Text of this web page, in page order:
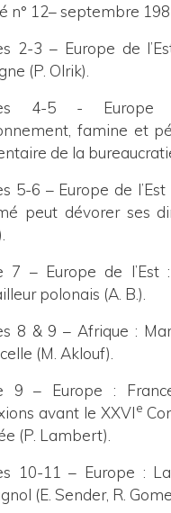
n° 12– septembre
2-3 – Europe de
(P. Olrik).
4-5 - Europe
famine et
de la
5-6 – Europe de
peut dévorer ses
7 – Europe de l’Est
polonais (A. B.).
8 & 9 – Afrique :
(M. Aklouf).
9 – Europe :
avant le XXVIe
(P. Lambert).
10-11 – Europe :
(E. Sender, R.